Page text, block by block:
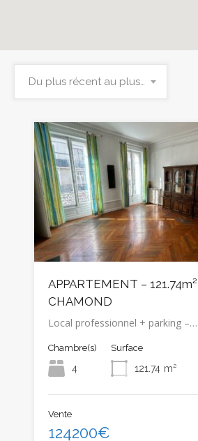
Du plus récent au plus ancien
APPARTEMENT –
CHAMOND
Local professionnel + parking –…
Chambre(s)
4
Surface
121.74 m²
Vente
124200€